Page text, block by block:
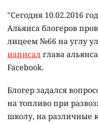
"Сегодня 10.02.2016
Альянса блогеров
лицеем №66 на углу
написалглава
Facebook.
Блогер задался
на топливо при
школу, на различные